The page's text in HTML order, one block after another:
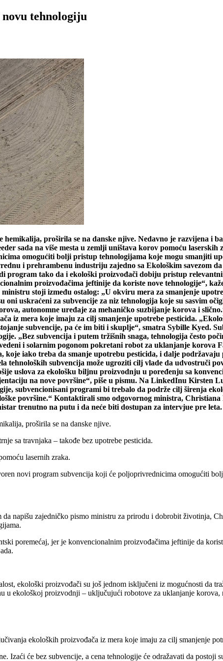
tehnologiju
proširila se na danske njive. Nedavno je razvijena i
sada na više mesta u zemlji uništava korov pomoću
omogućiti bolji pristup tehnologijama koje mogu smanjiti
i prehrambenu industriju zajedno sa Ekološkim savezom
tako da i ekološki proizvođači dobiju pristup
proizvođačima jeftinije da koriste nove tehnologije“,
stoji između ostalog: „U okviru mera za smanjenje
oni uskraćeni za subvencije za niz tehnologija koje su sasvim
autonomne uređaje za mehaničko suzbijanje korova i
iz mera koje imaju za cilj smanjenje upotrebe pesticida.
subvencije, pa će im biti i skuplje“, smatra Sybille Kyed.
„Bez subvencija i putem tržišnih snaga, tehnologija često
i solarnim pogonom pokretani robot za uklanjanje
koje iako treba da smanje upotrebu pesticida, i dalje
tehnoloških subvencija može ugroziti cilj vlade da udvostruči
uslova za ekološku biljnu proizvodnju u poređenju sa
na nove površine“, piše u pismu. Na LinkedInu Kirsten
subvencionisani programi bi trebalo da podrže cilj širenja
površine.“ Kontaktirali smo odgovornog ministra,
trenutno na putu i da neće biti dostupan za intervjue pre leta.
proširila se na danske njive.
sa travnjaka – takođe bez upotrebe pesticida.
lasernih zraka.
novi program subvencija koji će poljoprivrednicima omogućiti
napišu zajedničko pismo ministru za prirodu i dobrobit životinja,
poremećaj, jer je konvencionalnim proizvođačima jeftinije da
ekološki proizvođači su još jednom isključeni iz mogućnosti da
u ekološkoj proizvodnji – uključujući robotove za uklanjanje korova,
ekoloških proizvođača iz mera koje imaju za cilj smanjenje
Izaći će bez subvencije, a cena tehnologije će odražavati da postoji